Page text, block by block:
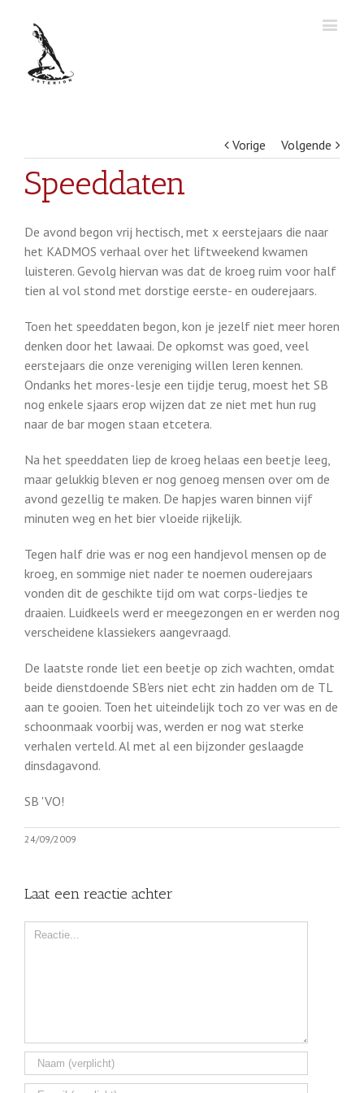
Vorige Volgende
Speeddaten
De avond begon vrij hectisch, met x eerstejaars die naar
het KADMOS verhaal over het liftweekend kwamen
luisteren. Gevolg hiervan was dat de kroeg ruim voor half
tien al vol stond met dorstige eerste- en ouderejaars.
Toen het speeddaten begon, kon je jezelf niet meer horen
denken door het lawaai. De opkomst was goed, veel
eerstejaars die onze vereniging willen leren kennen.
Ondanks het mores-lesje een tijdje terug, moest het SB
nog enkele sjaars erop wijzen dat ze niet met hun rug
naar de bar mogen staan etcetera.
Na het speeddaten liep de kroeg helaas een beetje leeg,
maar gelukkig bleven er nog genoeg mensen over om de
avond gezellig te maken. De hapjes waren binnen vijf
minuten weg en het bier vloeide rijkelijk.
Tegen half drie was er nog een handjevol mensen op de
kroeg, en sommige niet nader te noemen ouderejaars
vonden dit de geschikte tijd om wat corps-liedjes te
draaien. Luidkeels werd er meegezongen en er werden nog
verscheidene klassiekers aangevraagd.
De laatste ronde liet een beetje op zich wachten, omdat
beide dienstdoende SB'ers niet echt zin hadden om de TL
aan te gooien. Toen het uiteindelijk toch zo ver was en de
schoonmaak voorbij was, werden er nog wat sterke
verhalen verteld. Al met al een bijzonder geslaagde
dinsdagavond.
SB 'VO!
24/09/2009
Laat een reactie achter
Comment